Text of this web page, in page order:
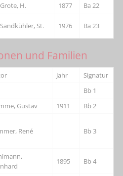
Grote, H. 1877
Ba 22
Sandkühler, St. 1976 Ba 23
und Familien
Jahr
Signatur
Bb 1
Gustav 1911
Bb 2
René Bb 3
1895 Bb 4